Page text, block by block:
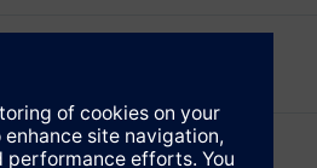
1,2..6,5 mm